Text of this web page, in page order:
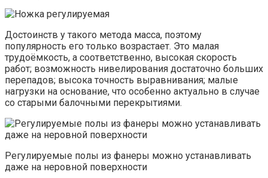
Достоинств у такого метода масса, поэтому
популярность его только возрастает. Это малая
трудоёмкость, а соответственно, высокая скорость
работ; возможность нивелирования достаточно больших
перепадов; высока точность выравнивания; малые
нагрузки на основание, что особенно актуально в случае
со старыми балочными перекрытиями.
Регулируемые полы из фанеры можно устанавливать
даже на неровной поверхности